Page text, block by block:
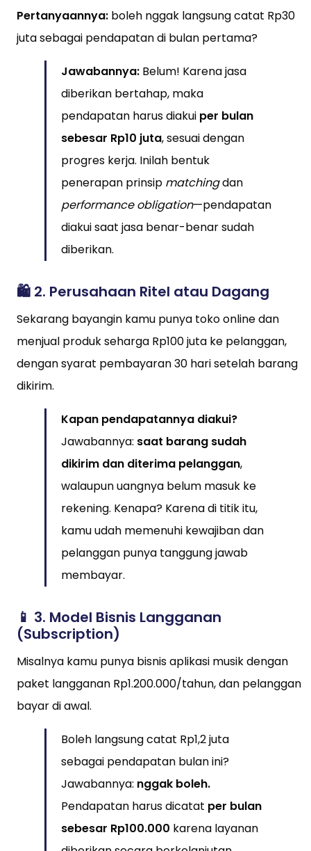
Pertanyaannya: boleh nggak langsung catat Rp30
juta sebagai pendapatan di bulan pertama?
Jawabannya: Belum! Karena jasa
diberikan bertahap, maka
pendapatan harus diakui per bulan
sebesar Rp10 juta, sesuai dengan
progres kerja. Inilah bentuk
penerapan prinsip matchingdan
performance obligation—pendapatan
diakui saat jasa benar-benar sudah
diberikan.
🛍️ 2. Perusahaan Ritel atau Dagang
Sekarang bayangin kamu punya toko online dan
menjual produk seharga Rp100 juta ke pelanggan,
dengan syarat pembayaran 30 hari setelah barang
dikirim.
Kapan pendapatannya diakui?
Jawabannya: saat barang sudah
dikirim dan diterima pelanggan,
walaupun uangnya belum masuk ke
rekening. Kenapa? Karena di titik itu,
kamu udah memenuhi kewajiban dan
pelanggan punya tanggung jawab
membayar.
📱 3. Model Bisnis Langganan
(Subscription)
Misalnya kamu punya bisnis aplikasi musik dengan
paket langganan Rp1.200.000/tahun, dan pelanggan
bayar di awal.
Boleh langsung catat Rp1,2 juta
sebagai pendapatan bulan ini?
Jawabannya: nggak boleh.
Pendapatan harus dicatat per bulan
sebesar Rp100.000 karena layanan